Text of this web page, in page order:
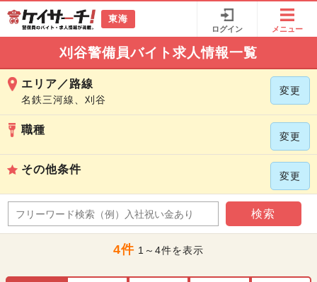
東海
ログイン メニュー
刈谷警備員バイト求人情報一覧
エリア／路線
名鉄三河線、刈谷
変更
職種
変更
その他条件
変更
検索
4件 1～4件を表示